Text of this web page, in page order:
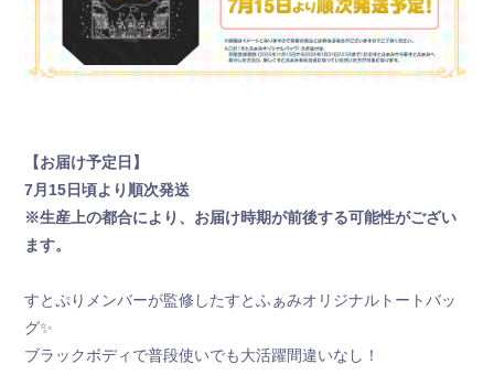
新規会員登録
ムービー
フォトギャラリー
Q&A
【お届け予定日】
7月15日頃より順次発送
※生産上の都合により、お届け時期が前後する可能性がござい
ます。
すとぷりメンバーが監修したすとふぁみオリジナルトートバッ
グ✨️
ブラックボディで普段使いでも大活躍間違いなし！